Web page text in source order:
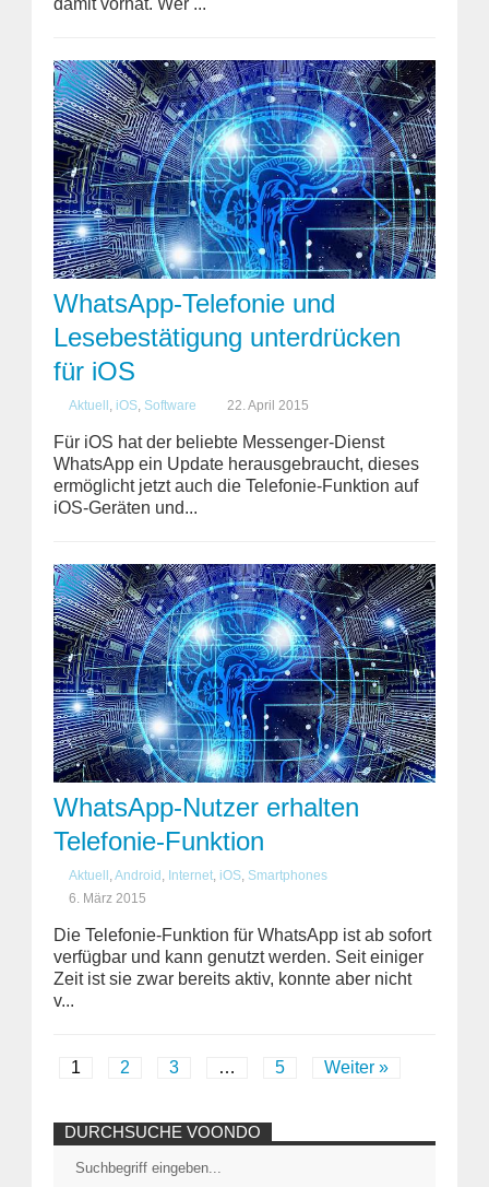
damit vorhat. Wer ...
WhatsApp-Telefonie und
Lesebestätigung unterdrücken
für iOS
Aktuell , iOS, Software 22. April 2015
Für iOS hat der beliebte Messenger-Dienst
WhatsApp ein Update herausgebraucht, dieses
ermöglicht jetzt auch die Telefonie-Funktion auf
iOS-Geräten und...
WhatsApp-Nutzer erhalten
Telefonie-Funktion
Aktuell ,Android , Internet, iOS, Smartphones
6. März 2015
Die Telefonie-Funktion für WhatsApp ist ab sofort
verfügbar und kann genutzt werden. Seit einiger
Zeit ist sie zwar bereits aktiv, konnte aber nicht
v...
1 2 3 … 5 Weiter »
DURCHSUCHE VOONDO